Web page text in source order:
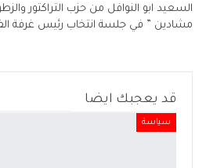
السعيد ابو النوافل من حزب التراكتور
مشادين ” في جلسة انتخاب رئيس غرفة
قد يعجبك ايضا
سياسة